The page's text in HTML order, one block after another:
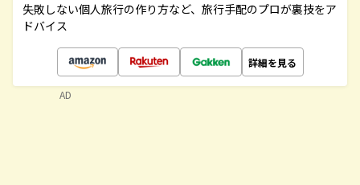
失敗しない個人旅行の作り方など、旅行手配のプロが裏技をア
ドバイス
詳細を見る
AD